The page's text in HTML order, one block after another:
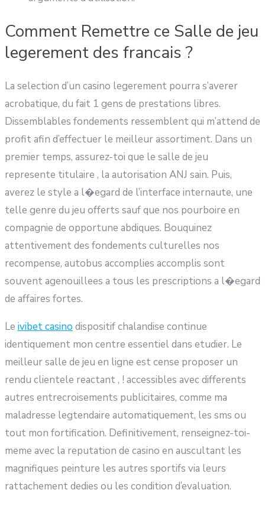
Comment Remettre ce Salle de jeu
legerement des francais ?
La selection d’un casino legerement pourra s’averer
acrobatique, du fait 1 gens de prestations libres.
Dissemblables fondements ressemblent qui m’attend de
profit afin d’effectuer le meilleur assortiment. Dans un
premier temps, assurez-toi que le salle de jeu
represente titulaire , la autorisation ANJ sain. Puis,
averez le style a l�egard de l’interface internaute, une
telle genre du jeu offerts sauf que nos pourboire en
compagnie de opportune abdiques. Bouquinez
attentivement des fondements culturelles nos
recompense, autobus accomplies accomplis sont
souvent agenouillees a tous les prescriptions a l�egard
de affaires fortes.
Le ivibet casino dispositif chalandise continue
identiquement mon centre essentiel dans etudier. Le
meilleur salle de jeu en ligne est cense proposer un
rendu clientele reactant , ! accessibles avec differents
autres entrecroisements publicitaires, comme ma
maladresse legtendaire automatiquement, les sms ou
tout mon fortification. Definitivement, renseignez-toi-
meme avec la reputation de casino en auscultant les
magnifiques peinture les autres sportifs via leurs
rattachement dedies ou les condition d’evaluation.